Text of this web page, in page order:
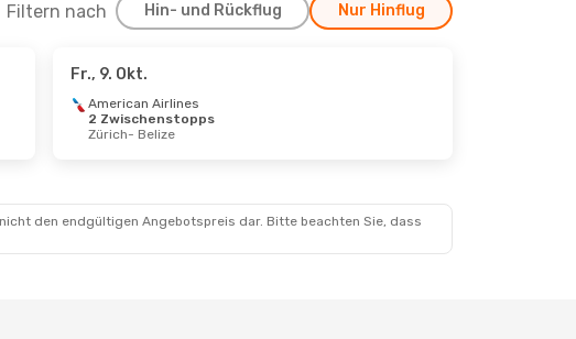
Filtern nach Hin- und Rückflug Nur Hinflug
Fr., 9. Okt.
American Airlines
2 Zwischenstopps
Zürich- Belize
den endgültigen Angebotspreis dar. Bitte beachten Sie, dass